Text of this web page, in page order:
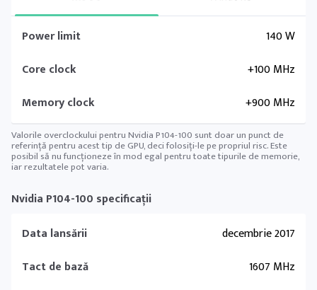
Power limit
140 W
Core clock
+100 MHz
Memory clock
+900 MHz
Valorile overclockului pentru Nvidia P104-100 sunt doar un punct de
referință pentru acest tip de GPU, deci folosiți-le pe propriul risc. Este
posibil să nu funcționeze în mod egal pentru toate tipurile de memorie,
iar rezultatele pot varia.
Nvidia P104-100 specificații
Data lansării
decembrie 2017
Tact de bază
1607 MHz